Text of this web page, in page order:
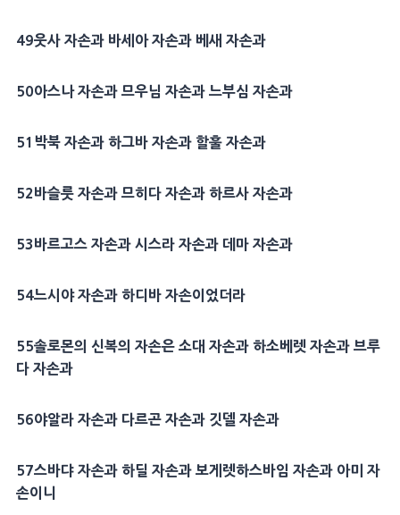
49웃사 자손과 바세아자손과 베새 자손과
50아스나자손과 므우님 자손과 느부심 자손과
51 박북자손과 하그바자손과 할훌 자손과
52바슬룻자손과 므히다자손과 하르사자손과
53바르고스자손과 시스라자손과 데마 자손과
54느시야 자손과 하디바자손이었더라
55솔로몬의 신복의 자손은 소대 자손과 하소베렛 자손과 브루
다 자손과
56야알라자손과 다르곤자손과 깃델 자손과
57스바댜자손과 하딜 자손과 보게렛하스바임 자손과 아미 자
손이니